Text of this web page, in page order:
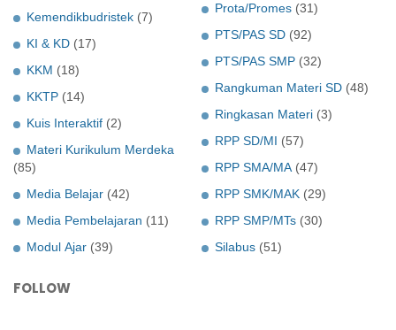
Kemendikbudristek (7)
KI & KD (17)
KKM (18)
KKTP (14)
Kuis Interaktif (2)
Materi Kurikulum Merdeka
(85)
Media Belajar (42)
Media Pembelajaran (11)
Modul Ajar (39)
Prota/Promes (31)
PTS/PAS SD (92)
PTS/PAS SMP (32)
Rangkuman Materi SD (48)
Ringkasan Materi (3)
RPP SD/MI (57)
RPP SMA/MA (47)
RPP SMK/MAK (29)
RPP SMP/MTs (30)
Silabus (51)
FOLLOW